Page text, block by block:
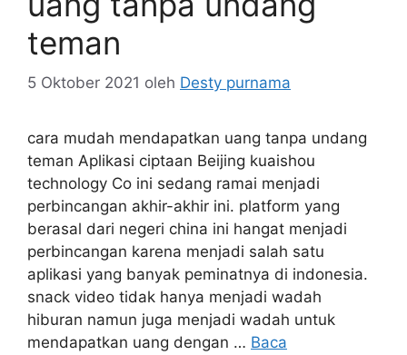
teman
5 Oktober 2021 oleh Desty purnama
cara mudah mendapatkan uang tanpa undang
teman Aplikasi ciptaan Beijing kuaishou
technology Co ini sedang ramai menjadi
perbincangan akhir-akhir ini. platform yang
berasal dari negeri china ini hangat menjadi
perbincangan karena menjadi salah satu
aplikasi yang banyak peminatnya di indonesia.
snack video tidak hanya menjadi wadah
hiburan namun juga menjadi wadah untuk
mendapatkan uang dengan … Baca